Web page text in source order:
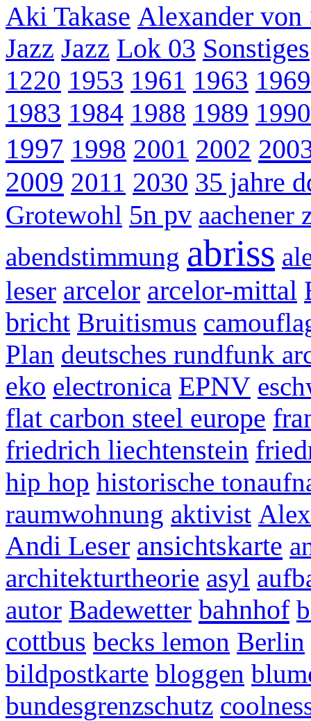
Aki Takase Alexander von
Jazz Jazz Lok 03 Sonstiges
1220 1953 1961 1963 1969
1983 1984 1988 1989 1990
1997 1998 2001 2002
2009 2011 2030 35 jahre
Grotewohl 5n pv aachener
abendstimmung abriss
leser arcelor arcelor-mittal
bricht Bruitismus
Plan deutsches rundfunk
eko electronica EPNV
flat carbon steel europe
friedrich liechtenstein
hip hop historische
raumwohnung aktivist
Andi Leser ansichtskarte
architekturtheorie asyl
autor Badewetter bahnhof
cottbus becks lemon Berlin
bildpostkarte bloggen
bundesgrenzschutz